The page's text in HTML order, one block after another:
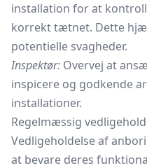
installation for at
korrekt tætnet. Dette
potentielle svagheder.
Inspektør: Overvej at
inspicere og godkende
installationer.
Regelmæssig
Vedligeholdelse af
at bevare deres